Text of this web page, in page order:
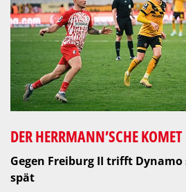
DER HERRMANN’SCHE KOMET
Gegen Freiburg II trifft
spät